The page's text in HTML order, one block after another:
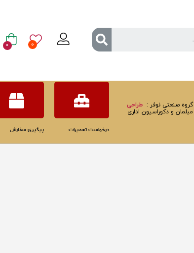
0
0
گروه صنعتی نوفر : طراحی
مبلمان و دکوراسیون اداری
درخواست تعمیرات پیگیری سفارش